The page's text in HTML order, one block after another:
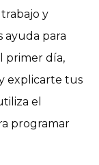
y
ayuda para
primer día,
explicarte tus
el
programar